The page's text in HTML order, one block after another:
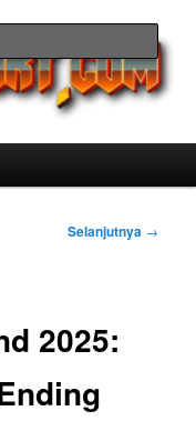
Game
Wajib
Cari
Selanjutnya →
2025: